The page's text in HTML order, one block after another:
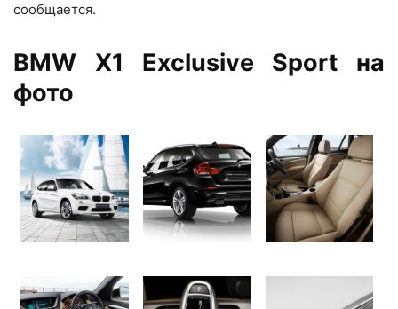
сообщается.
BMW X1 Exclusive Sport на
фото